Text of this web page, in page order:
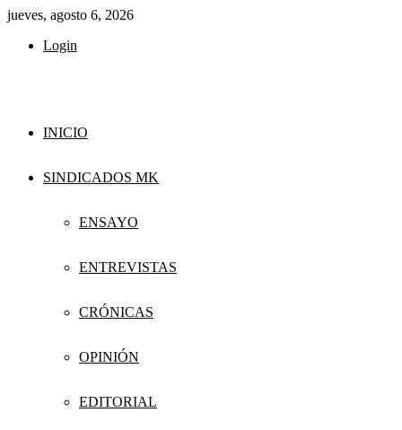
jueves, agosto 6, 2026
Login
INICIO
SINDICADOS MK
ENSAYO
ENTREVISTAS
CRÓNICAS
OPINIÓN
EDITORIAL